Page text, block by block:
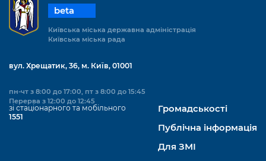
beta
Київська міська державна адміністрація
Київська міська рада
вул. Хрещатик, 36, м. Київ, 01001
пн-чт з 8:00 до 17:00, пт з 8:00 до 15:45
Перерва з 12:00 до 12:45
зі стаціонарного та мобільного
1551
Громадськості
Публічна інформація
Для ЗМІ